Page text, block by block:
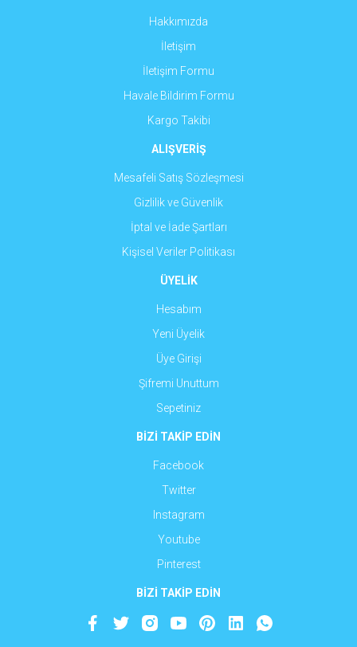
Gönder
Hakkımızda
İletişim
İletişim Formu
Havale Bildirim Formu
Kargo Takibi
ALIŞVERİŞ
Mesafeli Satış Sözleşmesi
Gizlilik ve Güvenlik
İptal ve İade Şartları
Kişisel Veriler Politikası
ÜYELİK
Hesabım
Yeni Üyelik
Üye Girişi
Şifremi Unuttum
Sepetiniz
BİZİ TAKİP EDİN
Facebook
Twitter
Instagram
Youtube
Pinterest
BİZİ TAKİP EDİN